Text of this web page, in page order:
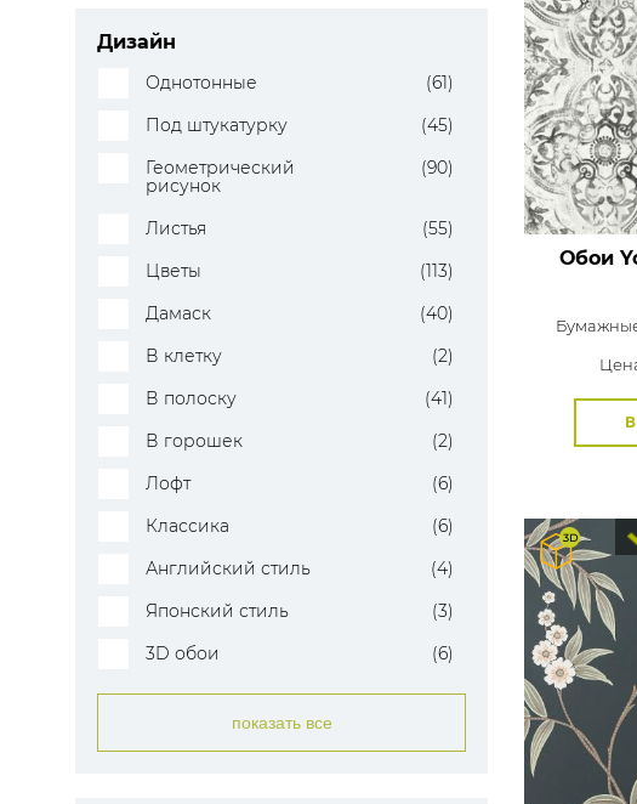
Дизайн
Однотонные
(61)
Под штукатурку
(45)
Геометрический
рисунок
(90)
Листья
(55)
Цветы
(113)
Дамаск
(40)
В клетку
(2)
В полоску
(41)
В горошек
(2)
Лофт
(6)
Классика
(6)
Английский стиль
(4)
Японский стиль
(3)
3D обои
(6)
показать все
Обои